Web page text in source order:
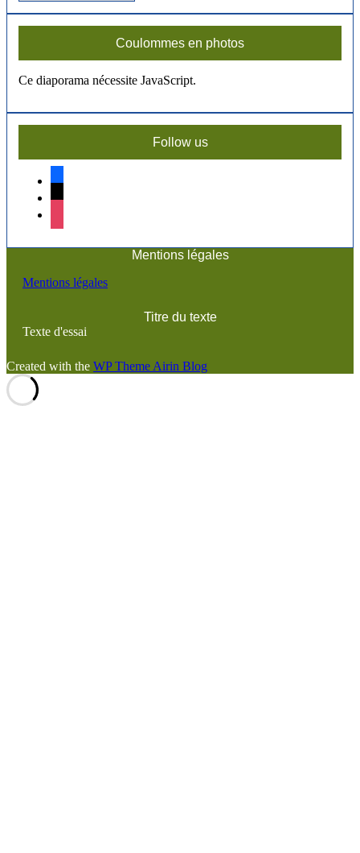
Coulommes en photos
Ce diaporama nécessite JavaScript.
Follow us
Mentions légales
Mentions légales
Titre du texte
Texte d'essai
Created with the WP Theme Airin Blog